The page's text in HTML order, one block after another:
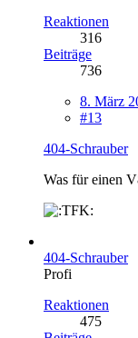
Reaktionen
316
Beiträge
736
8. März
#13
404-Schrauber
Was für einen
404-Schrauber
Profi
Reaktionen
475